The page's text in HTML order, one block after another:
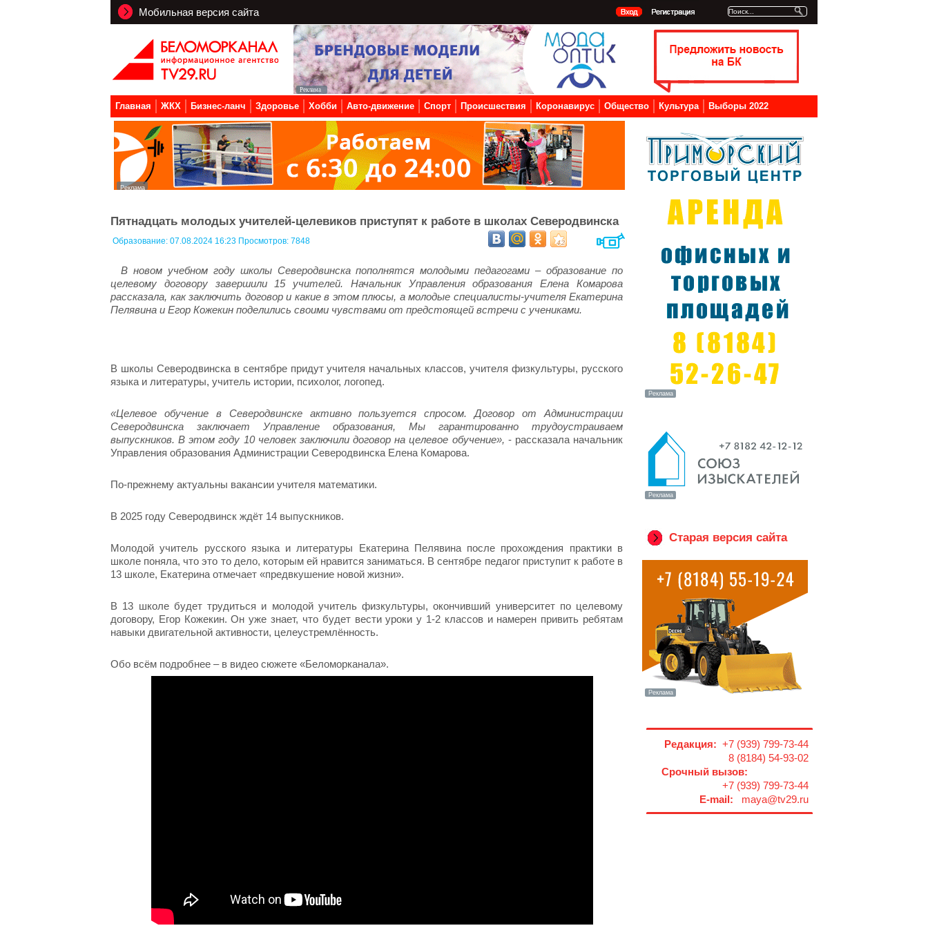
Мобильная версия сайта
Главная ЖКХ Бизнес-ланч Здоровье Хобби Авто-движение Спорт Происшествия Коронавирус Общество Культура Выборы 2022
Пятнадцать молодых учителей-целевиков приступят к работе в школах Северодвинска
Образование: 07.08.2024 16:23 Просмотров: 7848
В новом учебном году школы Северодвинска пополнятся молодыми педагогами – образование по
целевому договору завершили 15 учителей. Начальник Управления образования Елена Комарова
рассказала, как заключить договор и какие в этом плюсы, а молодые специалисты-учителя Екатерина
Пелявина и Егор Кожекин поделились своими чувствами от предстоящей встречи с учениками.
В школы Северодвинска в сентябре придут учителя начальных классов, учителя физкультуры, русского
языка и литературы, учитель истории, психолог, логопед.
«Целевое обучение в Северодвинске активно пользуется спросом. Договор от Администрации
Северодвинска заключает Управление образования, Мы гарантированно трудоустраиваем
выпускников. В этом году 10 человек заключили договор на целевое обучение», - рассказала начальник
Управления образования Администрации Северодвинска Елена Комарова.
По-прежнему актуальны вакансии учителя математики.
В 2025 году Северодвинск ждёт 14 выпускников.
Молодой учитель русского языка и литературы Екатерина Пелявина после прохождения практики в
школе поняла, что это то дело, которым ей нравится заниматься. В сентябре педагог приступит к работе в
13 школе, Екатерина отмечает «предвкушение новой жизни».
В 13 школе будет трудиться и молодой учитель физкультуры, окончивший университет по целевому
договору, Егор Кожекин. Он уже знает, что будет вести уроки у 1-2 классов и намерен привить ребятам
навыки двигательной активности, целеустремлённость.
Обо всём подробнее – в видео сюжете «Беломорканала».
Старая версия сайта
Редакция: +7 (939) 799-73-44
8 (8184) 54-93-02
Срочный вызов:
+7 (939) 799-73-44
E-mail: maya@tv29.ru